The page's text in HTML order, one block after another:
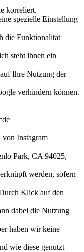
korreliert.
spezielle Einstellung
die Funktionalität
steht ihnen ein
Ihre Nutzung der
verhindern können.
von Instagram
Park, CA 94025,
werden, sofern
Klick auf den
dabei die Nutzung
haben wir keine
wie diese genutzt